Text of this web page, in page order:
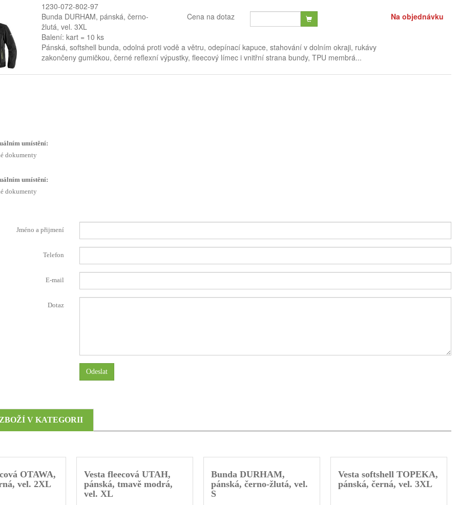
1230-072-802-97
Bunda DURHAM, pánská, černo-
žlutá, vel. 3XL
Balení: kart = 10 ks
Cena na dotaz Na objednávku
Pánská, softshell bunda, odolná proti vodě a větru, odepínací kapuce, stahování v dolním okraji, rukávy
zakončeny gumičkou, černé reflexní výpustky, fleecový límec i vnitřní strana bundy, TPU membrá...
umístění:
dokumenty
umístění:
dokumenty
Jméno a přijmení
Telefon
E-mail
Dotaz
Odeslat
V KATEGORII
OTAWA,
vel. 2XL
Vesta fleecová UTAH,
pánská, tmavě modrá,
vel. XL
Bunda DURHAM,
pánská, černo-žlutá, vel.
S
Vesta softshell TOPEKA,
pánská, černá, vel. 3XL